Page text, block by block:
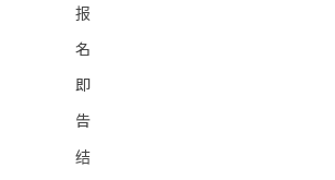
报
名
即
告
结